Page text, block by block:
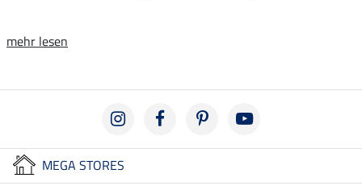
mehr lesen
MEGA STORES